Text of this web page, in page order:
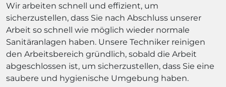
Wir arbeiten schnell und effizient, um
sicherzustellen, dass Sie nach Abschluss unserer
Arbeit so schnell wie möglich wieder normale
Sanitäranlagen haben. Unsere Techniker reinigen
den Arbeitsbereich gründlich, sobald die Arbeit
abgeschlossen ist, um sicherzustellen, dass Sie eine
saubere und hygienische Umgebung haben.